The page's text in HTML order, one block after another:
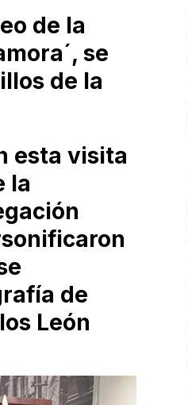
de la
se
de la
esta visita
la
de
León